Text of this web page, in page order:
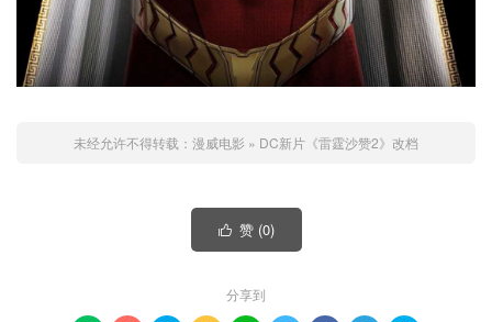
未经允许不得转载： 漫威电影 » DC新片《雷霆沙赞2》改档
 赞 (0)
分享到